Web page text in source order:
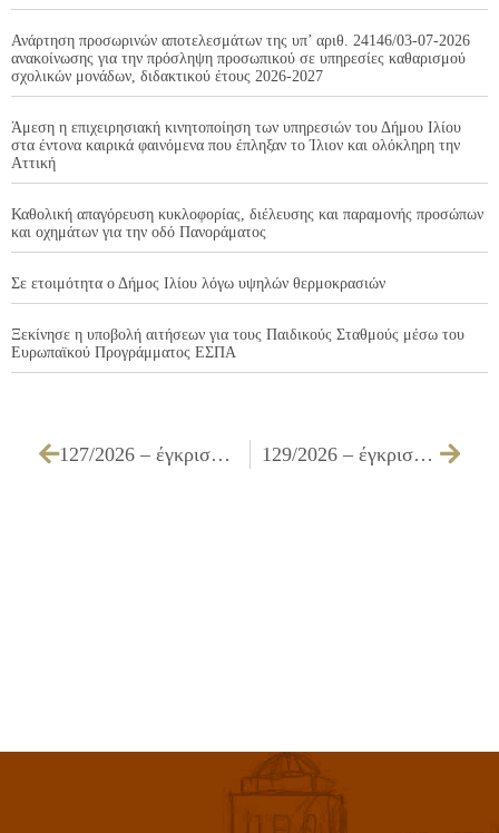
Ανάρτηση προσωρινών αποτελεσμάτων της υπ’ αριθ. 24146/03-07-2026
ανακοίνωσης για την πρόσληψη προσωπικού σε υπηρεσίες καθαρισμού
σχολικών μονάδων, διδακτικού έτους 2026-2027
Άμεση η επιχειρησιακή κινητοποίηση των υπηρεσιών του Δήμου Ιλίου
στα έντονα καιρικά φαινόμενα που έπληξαν το Ίλιον και ολόκληρη την
Αττική
Καθολική απαγόρευση κυκλοφορίας, διέλευσης και παραμονής προσώπων
και οχημάτων για την οδό Πανοράματος
Σε ετοιμότητα ο Δήμος Ιλίου λόγω υψηλών θερμοκρασιών
Ξεκίνησε η υποβολή αιτήσεων για τους Παιδικούς Σταθμούς μέσω του
Ευρωπαϊκού Προγράμματος ΕΣΠΑ
127/2026 – έγκριση τροποποίησης του υπ. αρ. 10969/2025 συμφωνητικού που αφορά την «Προμήθεια υαλοπινάκων για τις ανάγκες κτιρίων και σχολείων του Δήμου» λόγω καθολικής διαδοχής του αρχικού αναδόχου 129/2026 – έγκριση διενέργειας, τεχνικών προδιαγραφών, καθορισμός τρόπου εκτέλεσης και ανάθεσης για την υπηρεσία «Συμβόλαιο συντήρησης συστημάτων προτεραιότητας και προμήθεια θερμικού χαρτιού»